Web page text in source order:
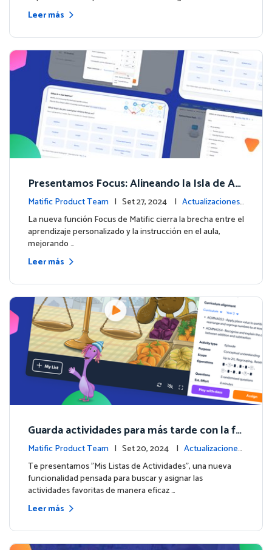
Leer más
Presentamos Focus: Alineando la Isla de Av
enturas de Matific con el Aprendizaje en el
Aula
Matific Product Team | Set 27, 2024 | Actualizaciones
de la plataforma
La nueva función Focus de Matific cierra la brecha entre el
aprendizaje personalizado y la instrucción en el aula,
mejorando …
Leer más
Guarda actividades para más tarde con la fu
nción de Listas de Actividades
Matific Product Team | Set 20, 2024 | Actualizaciones
de la plataforma
Te presentamos "Mis Listas de Actividades", una nueva
funcionalidad pensada para buscar y asignar las
actividades favoritas de manera eficaz …
Leer más